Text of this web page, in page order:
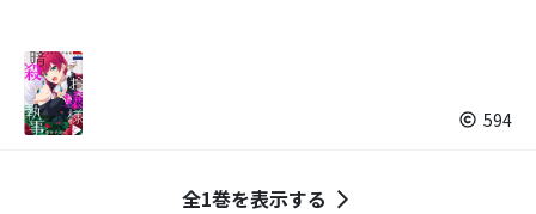
594
全1巻を表示する